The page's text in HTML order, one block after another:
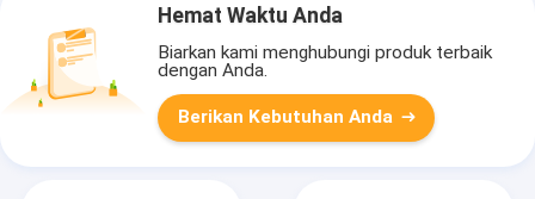
Hemat Waktu Anda
Biarkan kami menghubungi produk terbaik
dengan Anda.
Berikan Kebutuhan Anda